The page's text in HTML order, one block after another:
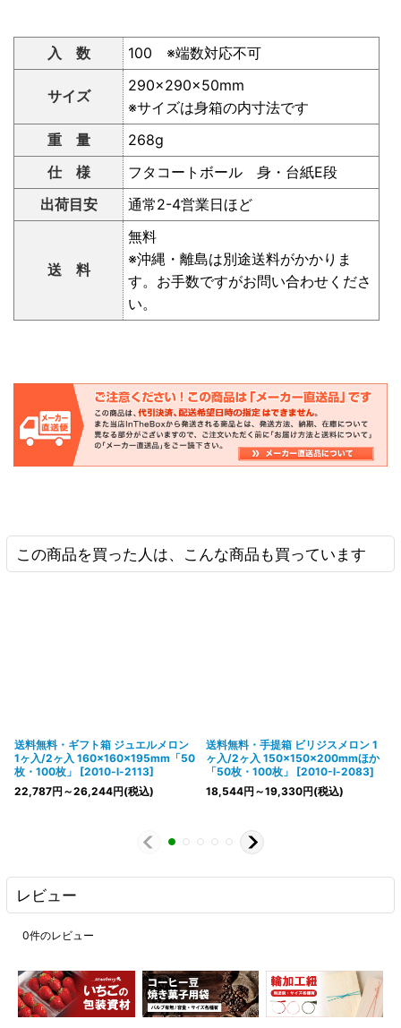
入 数 100 ※端数対応不可
サイズ
290×290×50mm
※サイズは身箱の内寸法です
重 量
268g
仕 様
フタコートボール 身・台紙E段
出荷目安
通常2-4営業日ほど
送 料
無料
※沖縄・離島は別途送料がかかりま
す。お手数ですがお問い合わせくださ
い。
この商品を買った人は、こんな商品も買っています
送料無料・ギフト箱 ジュエルメロン
1ヶ入/2ヶ入 160×160×195mm「50
枚・100枚」
[2010-l-2113]
22,787円 ～26,244円(税込)
送料無料・手提箱 ビリジスメロン 1
ヶ入/2ヶ入 150×150×200mmほか
「50枚・100枚」
[2010-l-2083]
18,544円 ～19,330円(税込)
レビュー
0件のレビュー